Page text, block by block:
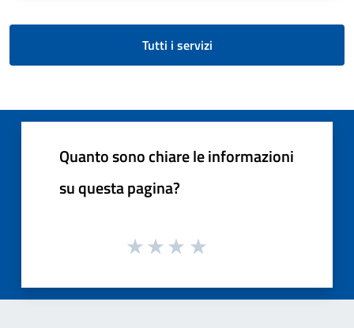
Tutti i servizi
Quanto sono chiare le informazioni
su questa pagina?